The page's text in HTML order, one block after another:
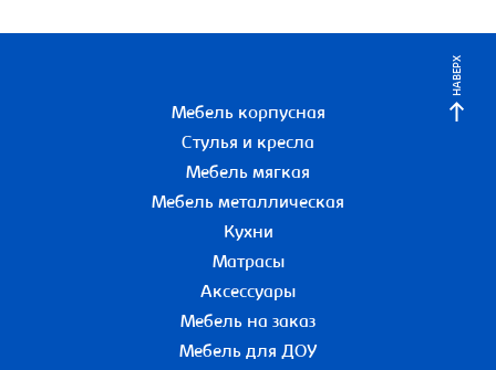
НАВЕРХ
Мебель корпусная
Стулья и кресла
Мебель мягкая
Мебель металлическая
Кухни
Матрасы
Аксессуары
Мебель на заказ
Мебель для ДОУ